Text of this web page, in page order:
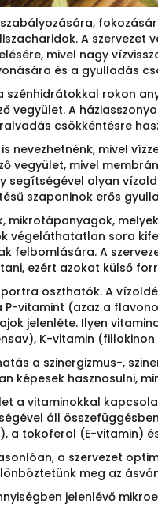
A szervezet
mivel nagy
és a gyulladás
szénhidrátokkal rokon
A
csökkéntésre
nevezhetnénk, mivel
vegyület, mivel
olyan
szaponinok erős
mikrotápanyagok,
végeláthatatlan sora
felbomlására. A
ezért azokat külső
oszthatók. A
P-vitamint (azaz a
jelenléte. Ilyen
K-vitamin
a szinergizmus-,
képesek hasznosulni,
a vitaminokkal
áll
a tokoferol (E-vitamin)
a szervezet
meg az
jelenlévő